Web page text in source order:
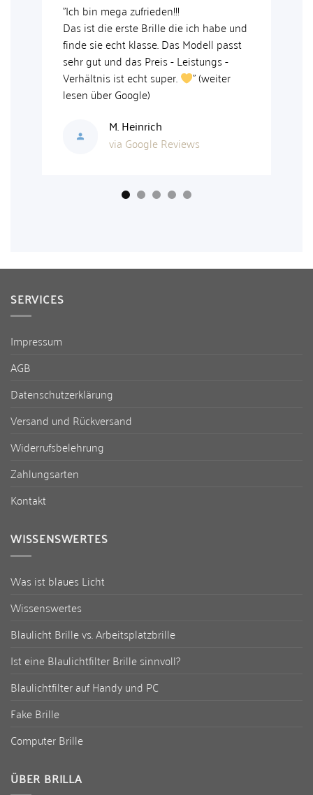
"Ich bin mega zufrieden!!!
Das ist die erste Brille die ich habe und
finde sie echt klasse. Das Modell passt
sehr gut und das Preis - Leistungs -
Verhältnis ist echt super.
" (weiter
lesen über Google)
M. Heinrich
via Google Reviews
SERVICES
Impressum
AGB
Datenschutzerklärung
Versand und Rückversand
Widerrufsbelehrung
Zahlungsarten
Kontakt
WISSENSWERTES
Was ist blaues Licht
Wissenswertes
Blaulicht Brille vs. Arbeitsplatzbrille
Ist eine Blaulichtfilter Brille sinnvoll?
Blaulichtfilter auf Handy und PC
Fake Brille
Computer Brille
ÜBER BRILLA